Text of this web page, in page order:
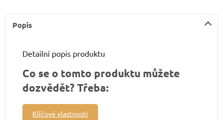
Popis
Detailní popis produktu
Co se o tomto produktu můžete
dozvědět? Třeba:
Klíčové vlastnosti